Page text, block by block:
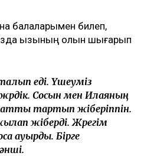
балаларымен билеп,
қызының қолын шығарып
еді. Үшеуміз
Сосын мен Илаяның
тартып жіберіппін.
жіберді. Жүрегім
ауырды. Бірге